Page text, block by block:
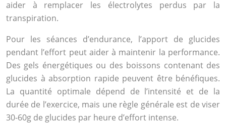
aider à remplacer les électrolytes perdus par la
transpiration.
Pour les séances d’endurance, l’apport de glucides
pendant l’effort peut aider à maintenir la performance.
Des gels énergétiques ou des boissons contenant des
glucides à absorption rapide peuvent être bénéfiques.
La quantité optimale dépend de l’intensité et de la
durée de l’exercice, mais une règle générale est de viser
30-60g de glucides par heure d’effort intense.